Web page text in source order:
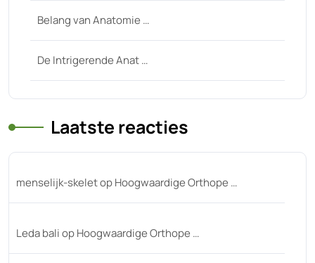
Belang van Anatomie …
De Intrigerende Anat …
Laatste reacties
menselijk-skeletopHoogwaardige Orthope …
Leda baliopHoogwaardige Orthope …